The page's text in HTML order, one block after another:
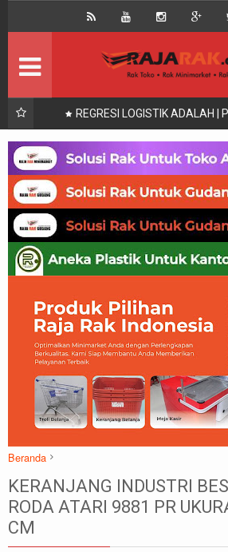
REGRESI LOGISTIK ADALAH |
SYARAT UJI DAN
Beranda
Atari
Box Container Industri
Box Container
Keranjang Industri
Keranjang Industri Besar
KERANJANG INDUSTRI BESAR 345 LITER
UKURAN 100x80x63,6 CM
KERANJANG INDUSTRI
RODA ATARI 9881 PR
CM
Beranda
Kontak About Us
Rak Gudang Rak besi/Rak pallet
Rak Minimarket Supermarket
Produk Lain Peralatan Toko Dll
Artikel Retail & Logistik